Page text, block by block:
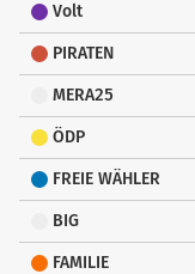
Volt
PIRATEN
MERA25
ÖDP
FREIE WÄHLER
BIG
FAMILIE